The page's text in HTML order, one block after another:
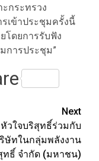
ะกระทรวง
เข้าประชุมครั้งนี้
โดยการรับฟัง
การประชุม”
Next
วใจบริสุทธิ์ร่วมกับ
ษัทในกลุ่มพลังงาน
ทธิ์ จำกัด (มหาชน)